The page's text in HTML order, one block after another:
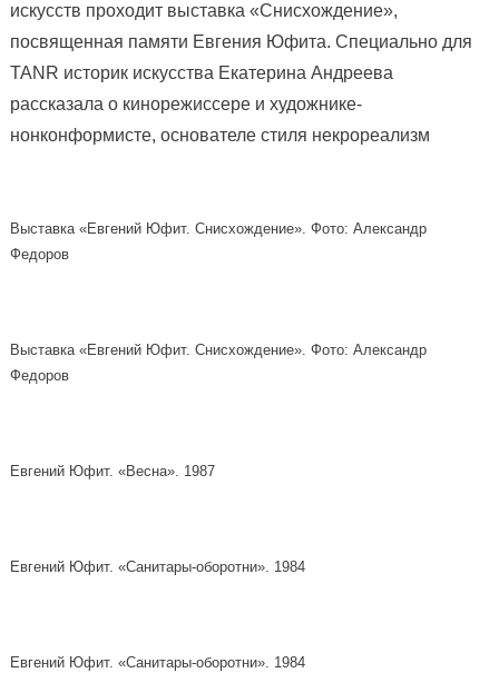
искусств проходит выставка «Снисхождение»,
посвященная памяти Евгения Юфита. Специально для
TANR историк искусства Екатерина Андреева
рассказала о кинорежиссере и художнике-
нонконформисте, основателе стиля некрореализм
Выставка «Евгений Юфит. Снисхождение». Фото: Александр
Федоров
Выставка «Евгений Юфит. Снисхождение». Фото: Александр
Федоров
Евгений Юфит. «Весна». 1987
Евгений Юфит. «Санитары-оборотни». 1984
Евгений Юфит. «Санитары-оборотни». 1984